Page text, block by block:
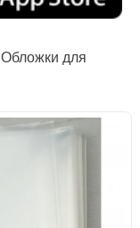
Обложки для